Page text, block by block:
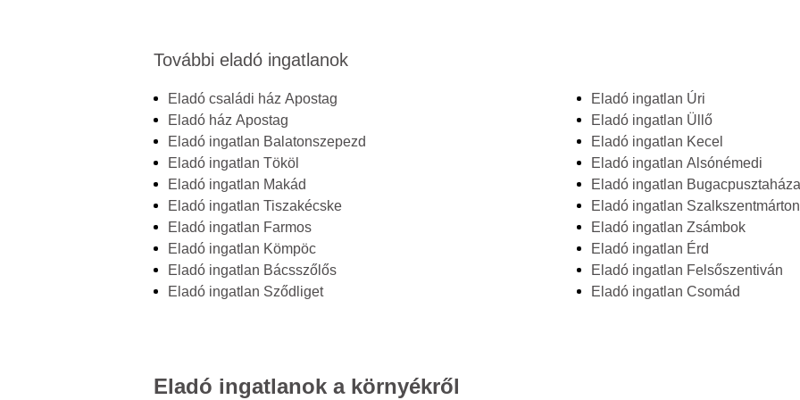
További eladó ingatlanok
Eladó családi ház Apostag
Eladó ház Apostag
Eladó ingatlan Balatonszepezd
Eladó ingatlan Tököl
Eladó ingatlan Makád
Eladó ingatlan Tiszakécske
Eladó ingatlan Farmos
Eladó ingatlan Kömpöc
Eladó ingatlan Bácsszőlős
Eladó ingatlan Sződliget
Eladó ingatlan Úri
Eladó ingatlan Üllő
Eladó ingatlan Kecel
Eladó ingatlan Alsónémedi
Eladó ingatlan Bugacpusztaháza
Eladó ingatlan Szalkszentmárton
Eladó ingatlan Zsámbok
Eladó ingatlan Érd
Eladó ingatlan Felsőszentiván
Eladó ingatlan Csomád
Eladó ingatlanok a környékről